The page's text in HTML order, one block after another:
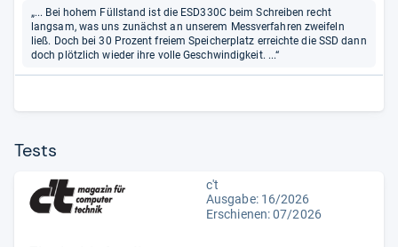
„... Bei hohem Füllstand ist die ESD330C beim Schreiben recht
langsam, was uns zunächst an unserem Messverfahren zweifeln
ließ. Doch bei 30 Prozent freiem Speicherplatz erreichte die SSD dann
doch plötzlich wieder ihre volle Geschwindigkeit. ...“
Tests
c't
Ausgabe: 16/2026
Erschienen:07/2026